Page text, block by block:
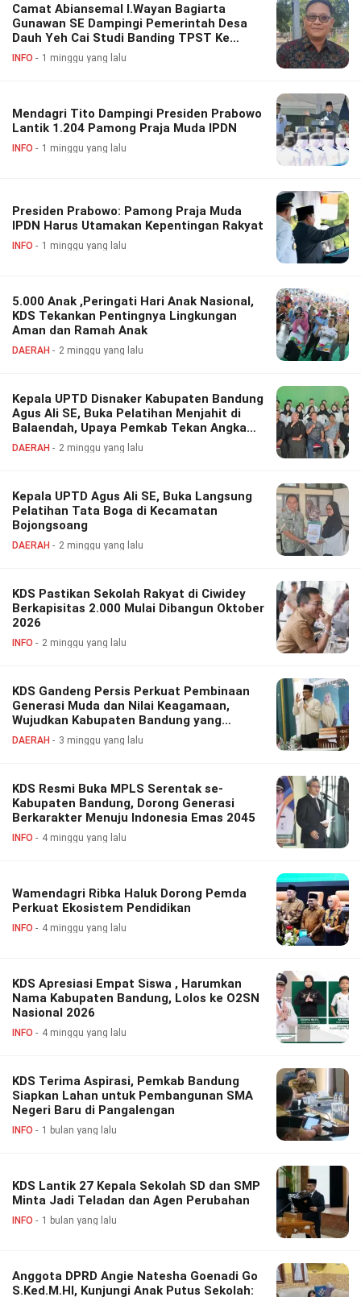
Camat Abiansemal I.Wayan Bagiarta
Gunawan SE Dampingi Pemerintah Desa
Dauh Yeh Cai Studi Banding TPST Ke
Cangkuang Wetan Bandung.
INFO 1 minggu yang lalu
Mendagri Tito Dampingi Presiden Prabowo
Lantik 1.204 Pamong Praja Muda IPDN
INFO 1 minggu yang lalu
Presiden Prabowo: Pamong Praja Muda
IPDN Harus Utamakan Kepentingan Rakyat
INFO 1 minggu yang lalu
5.000 Anak ,Peringati Hari Anak Nasional,
KDS Tekankan Pentingnya Lingkungan
Aman dan Ramah Anak
DAERAH 2 minggu yang lalu
Kepala UPTD Disnaker Kabupaten Bandung
Agus Ali SE, Buka Pelatihan Menjahit di
Balaendah, Upaya Pemkab Tekan Angka
Pengangguran
DAERAH 2 minggu yang lalu
Kepala UPTD Agus Ali SE, Buka Langsung
Pelatihan Tata Boga di Kecamatan
Bojongsoang
DAERAH 2 minggu yang lalu
KDS Pastikan Sekolah Rakyat di Ciwidey
Berkapisitas 2.000 Mulai Dibangun Oktober
2026
INFO 2 minggu yang lalu
KDS Gandeng Persis Perkuat Pembinaan
Generasi Muda dan Nilai Keagamaan,
Wujudkan Kabupaten Bandung yang
Religius dan Bedas
DAERAH 3 minggu yang lalu
KDS Resmi Buka MPLS Serentak se-
Kabupaten Bandung, Dorong Generasi
Berkarakter Menuju Indonesia Emas 2045
INFO 4 minggu yang lalu
Wamendagri Ribka Haluk Dorong Pemda
Perkuat Ekosistem Pendidikan
INFO 4 minggu yang lalu
KDS Apresiasi Empat Siswa , Harumkan
Nama Kabupaten Bandung, Lolos ke O2SN
Nasional 2026
INFO 4 minggu yang lalu
KDS Terima Aspirasi, Pemkab Bandung
Siapkan Lahan untuk Pembangunan SMA
Negeri Baru di Pangalengan
INFO 1 bulan yang lalu
KDS Lantik 27 Kepala Sekolah SD dan SMP
Minta Jadi Teladan dan Agen Perubahan
INFO 1 bulan yang lalu
Anggota DPRD Angie Natesha Goenadi Go
S.Ked.M.HI, Kunjungi Anak Putus Sekolah: